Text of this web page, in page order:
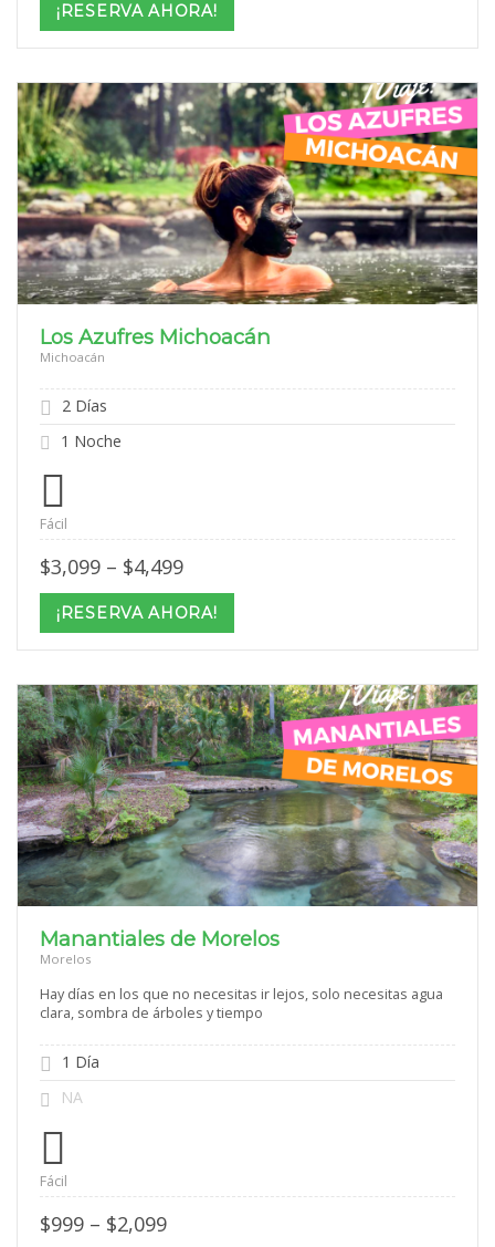
through
$9,099
¡RESERVA AHORA!
Los Azufres Michoacán
Michoacán
2 Días
1 Noche
Fácil
$3,099 – $4,499Price
$3,099
through
$4,499
¡RESERVA AHORA!
Manantiales de Morelos
Morelos
Hay días en los que no necesitas ir lejos, solo necesitas agua
clara, sombra de árboles y tiempo
1 Día
NA
Fácil
$999 – $2,099Price